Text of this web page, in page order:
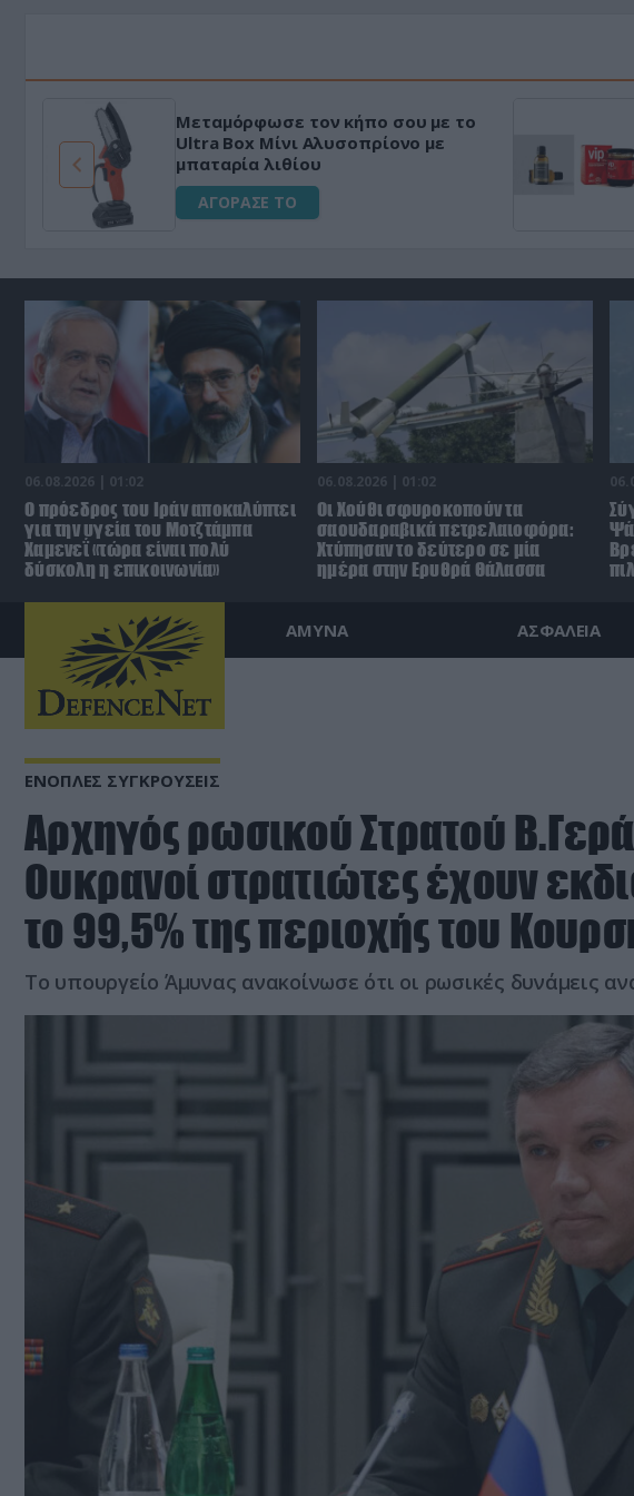
Μεταμόρφωσε τον κήπο σου με το
Ultra Box Μίνι Αλυσοπρίονο με
μπαταρία λιθίου
ΑΓΟΡΑΣΕ ΤΟ
06.08.2026 | 01:02
Ο πρόεδρος του Ιράν αποκαλύπτει
για την υγεία του Μοτζτάμπα
Χαμενεΐ «τώρα είναι πολύ
δύσκολη η επικοινωνία»
06.08.2026 | 01:02
Οι Χούθι σφυροκοπούν τα
σαουδαραβικά πετρελαιοφόρα:
Χτύπησαν το δεύτερο σε μία
ημέρα στην Ερυθρά Θάλασσα
ΑΜΥΝΑ ΑΣΦΑΛΕΙΑ
ΕΝΟΠΛΕΣ ΣΥΓΚΡΟΥΣΕΙΣ
Αρχηγός ρωσικού Στρατού
Ουκρανοί στρατιώτες έχουν
το 99,5% της περιοχής του
Το υπουργείο Άμυνας ανακοίνωσε ότι οι ρωσικές δυνάμεις